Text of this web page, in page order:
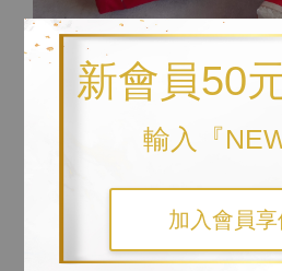
新會員50
輸入『
加入會員享